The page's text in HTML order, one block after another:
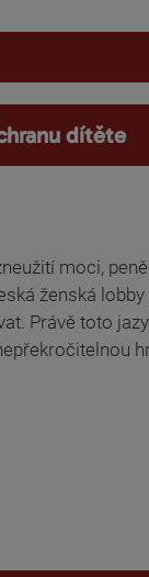
dítěte
moci,
ženská
Právě toto